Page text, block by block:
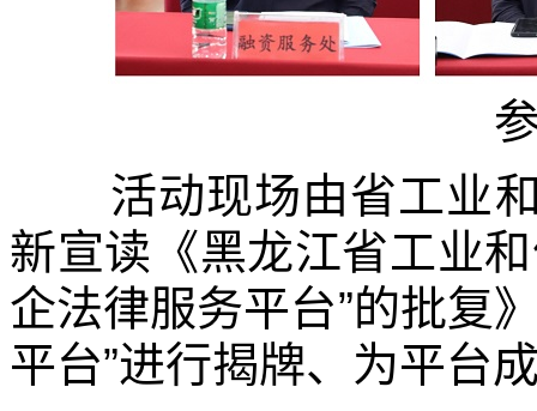
活动现场由省工业和
新宣读《黑龙江省工业
企法律服务平台”的批复
平台”进行揭牌、 为平台